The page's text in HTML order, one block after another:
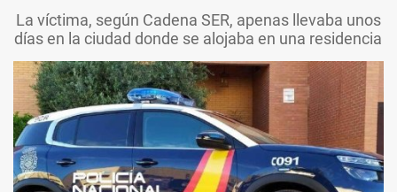
La víctima, según Cadena SER, apenas llevaba unos
días en la ciudad donde se alojaba en una residencia